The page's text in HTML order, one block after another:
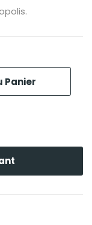
Panier